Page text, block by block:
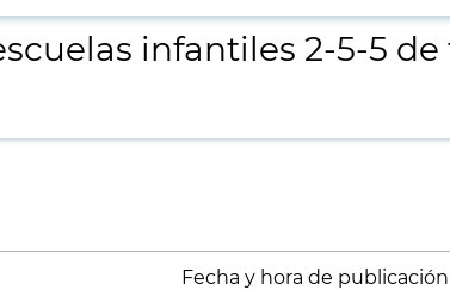
infantiles 2-5-5
Fecha y hora de publicación